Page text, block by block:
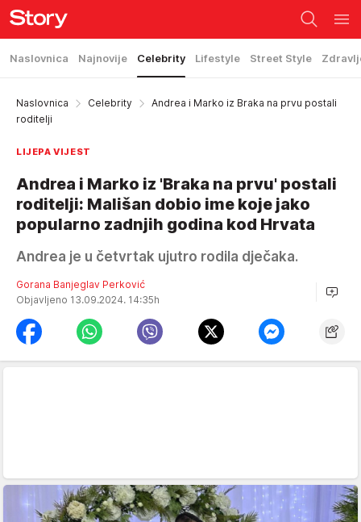
Naslovnica Najnovije Celebrity Lifestyle Street Style
Naslovnica Celebrity
Andrea i Marko iz Braka na prvu postali
roditelji
LIJEPA VIJEST
Andrea i Marko iz 'Braka na prvu' postali
roditelji: Mališan dobio ime koje jako
popularno zadnjih godina kod Hrvata
Andrea je u četvrtak ujutro rodila dječaka.
Gorana Banjeglav Perković
Objavljeno 13.09.2024. 14:35h